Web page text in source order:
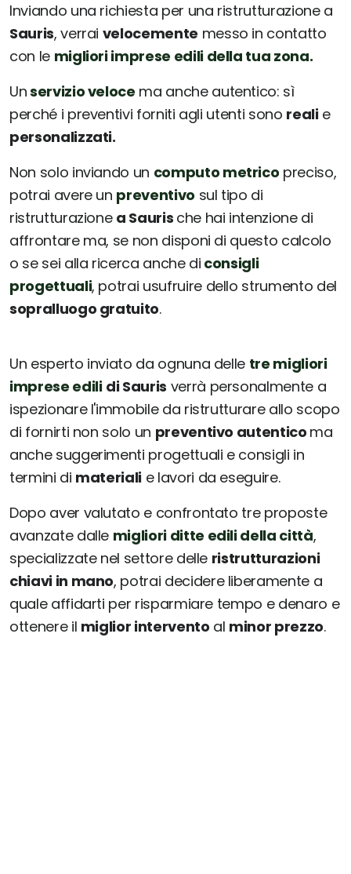
Inviando una richiesta per una ristrutturazione a
Sauris, verrai velocemente messo in contatto
con le migliori imprese edili della tua zona.
Unservizio veloce ma anche autentico: sì
perché i preventivi forniti agli utenti sono realie
personalizzati.
Non solo inviando un computo metrico preciso,
potrai avere un preventivo sul tipo di
ristrutturazione a Sauris che hai intenzione di
affrontare ma, se non disponi di questo calcolo
o se sei alla ricerca anche di consigli
progettuali, potrai usufruire dello strumento del
sopralluogo gratuito.
Un esperto inviato da ognuna delle tre migliori
imprese edili di Sauris verrà personalmente a
ispezionare l'immobile da ristrutturare allo scopo
di fornirti non solo un preventivo autentico ma
anche suggerimenti progettuali e consigli in
termini di materiali e lavori da eseguire.
Dopo aver valutato e confrontato tre proposte
avanzate dalle migliori ditte edili della città,
specializzate nel settore delle ristrutturazioni
chiavi in mano, potrai decidere liberamente a
quale affidarti per risparmiare tempo e denaro e
ottenere il miglior intervento al minor prezzo.